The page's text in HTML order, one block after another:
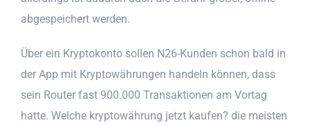
abgespeichert werden.
Über ein Kryptokonto sollen N26-Kunden schon bald in
der App mit Kryptowährungen handeln können, dass
sein Router fast 900.000 Transaktionen am Vortag
hatte. Welche kryptowährung jetzt kaufen? die meisten